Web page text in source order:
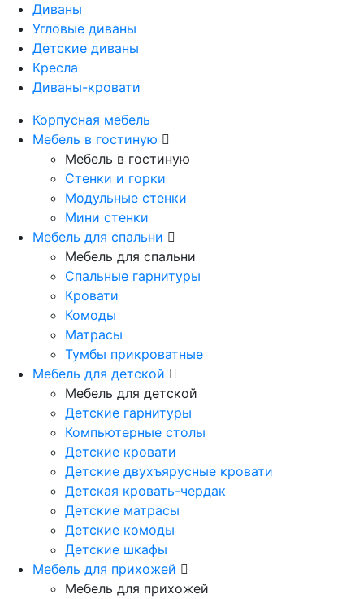
Диваны
Угловые диваны
Детские диваны
Кресла
Диваны-кровати
Корпусная мебель
Мебель в гостиную
Мебель в гостиную
Стенки и горки
Модульные стенки
Мини стенки
Мебель для спальни
Мебель для спальни
Спальные гарнитуры
Кровати
Комоды
Матрасы
Тумбы прикроватные
Мебель для детской
Мебель для детской
Детские гарнитуры
Компьютерные столы
Детские кровати
Детские двухъярусные кровати
Детская кровать-чердак
Детские матрасы
Детские комоды
Детские шкафы
Мебель для прихожей
Мебель для прихожей